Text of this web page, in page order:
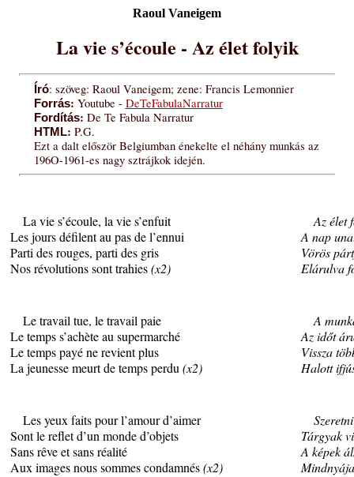
Raoul Vaneigem
La vie s’écoule - Az élet folyik
Író: szöveg: Raoul Vaneigem; zene: Francis Lemonnier
Forrás: Youtube - DeTeFabulaNarratur
Fordítás: De Te Fabula Narratur
HTML: P.G.
Ezt a dalt először Belgiumban énekelte el néhány munkás az
196O-1961-es nagy sztrájkok idején.
La vie s’écoule, la vie s’enfuit
Les jours défilent au pas de l’ennui
Parti des rouges, parti des gris
Nos révolutions sont trahies(x2)
Az élet
A nap
Vörös
Elárulva
Le travail tue, le travail paie
Le temps s’achète au supermarché
Le temps payé ne revient plus
La jeunesse meurt de temps perdu(x2)
A
Az időt
Vissza
Halott
Les yeux faits pour l’amour d’aimer
Sont le reflet d’un monde d’objets
Sans rêve et sans réalité
Aux images nous sommes condamnés(x2)
Tárgyak
A képek